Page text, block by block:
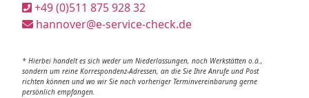
+49 (0)511 875 928 32
hannover@e-service-check.de
* Hierbei handelt es sich weder um Niederlassungen, noch Werkstätten o.ä.,
sondern um reine Korrespondenz-Adressen, an die Sie Ihre Anrufe und Post
richten können und wo wir Sie nach vorheriger Terminvereinbarung gerne
persönlich empfangen.